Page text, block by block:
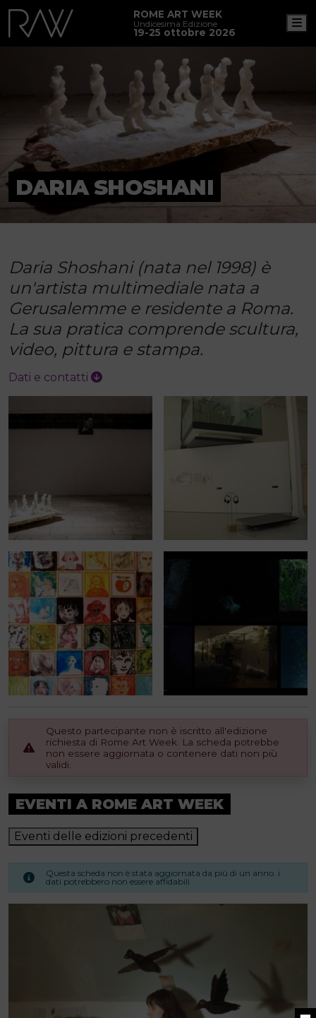
ROME ART WEEK
Undicesima Edizione
19-25 ottobre 2026
DARIA SHOSHANI
Daria Shoshani (nata nel 1998) è
un'artista multimediale nata a
Gerusalemme e residente a Roma.
La sua pratica comprende scultura,
video, pittura e stampa.
Dati e contatti
Questo partecipante non è iscritto all'edizione
richiesta di Rome Art Week. La scheda potrebbe
non essere aggiornata o contenere dati non più
validi.
EVENTI A ROME ART WEEK
Eventi delle edizioni precedenti
Questa scheda non è stata aggiornata da più di un anno. i
dati potrebbero non essere affidabili